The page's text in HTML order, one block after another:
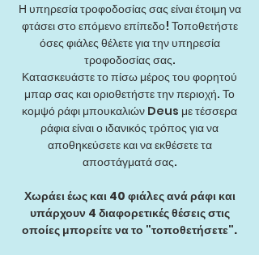
Η υπηρεσία τροφοδοσίας σας είναι έτοιμη να
φτάσει στο επόμενο επίπεδο! Τοποθετήστε
όσες φιάλες θέλετε για την υπηρεσία
τροφοδοσίας σας.
Κατασκευάστε το πίσω μέρος του φορητού
μπαρ σας και οριοθετήστε την περιοχή. Το
κομψό ράφι μπουκαλιών Deus με τέσσερα
ράφια είναι ο ιδανικός τρόπος για να
αποθηκεύσετε και να εκθέσετε τα
αποστάγματά σας.
Χωράει έως και 40 φιάλες ανά ράφι και
υπάρχουν 4 διαφορετικές θέσεις στις
οποίες μπορείτε να το "τοποθετήσετε".